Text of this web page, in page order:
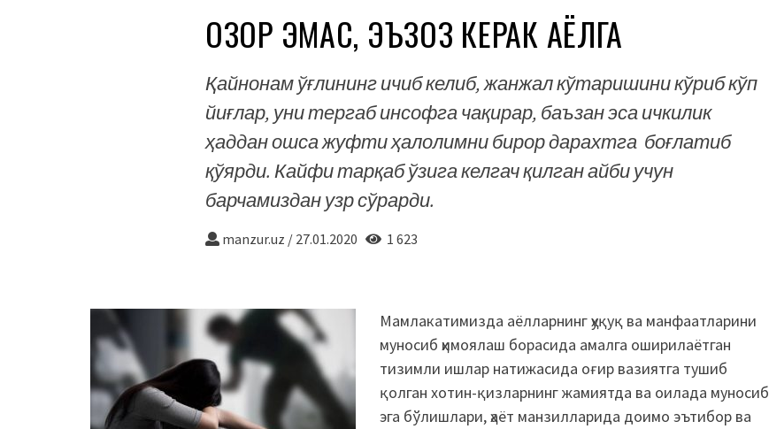
ОЗОР ЭМАС, ЭЪЗОЗ КЕРАК АЁЛГА
Қайнонам ўғлининг ичиб келиб, жанжал кўтаришини кўриб кўп
йиғлар, уни тергаб инсофга чақирар, баъзан эса ичкилик
ҳаддан ошса жуфти ҳалолимни бирор дарахтга боғлатиб
қўярди. Кайфи тарқаб ўзига келгач қилган айби учун
барчамиздан узр сўрарди.
manzur.uz / 27.01.2020 1 623
Мамлакатимизда аёлларнинг ҳуқуқ ва манфаатларини
муносиб ҳимоялаш борасида амалга оширилаётган
тизимли ишлар натижасида оғир вазиятга тушиб
қолган хотин-қизларнинг жамиятда ва оилада муносиб
эга бўлишлари, ҳаёт манзилларида доимо эътибор ва